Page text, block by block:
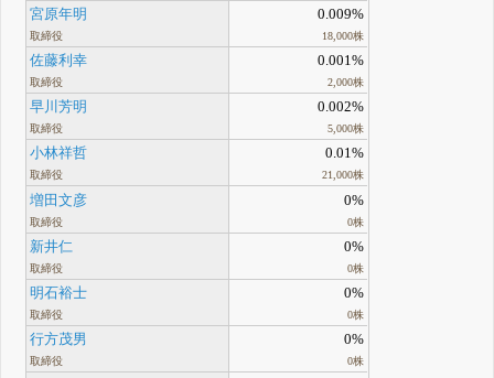
宮原年明
取締役
0.009%
18,000株
佐藤利幸
取締役
0.001%
2,000株
早川芳明
取締役
0.002%
5,000株
小林祥哲
取締役
0.01%
21,000株
増田文彦
取締役
0%
0株
新井仁
取締役
0%
0株
明石裕士
取締役
0%
0株
行方茂男
取締役
0%
0株